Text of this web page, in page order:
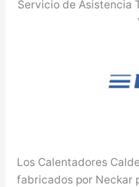
Servicio de Asistencia
Los Calentadores
fabricados por Neckar